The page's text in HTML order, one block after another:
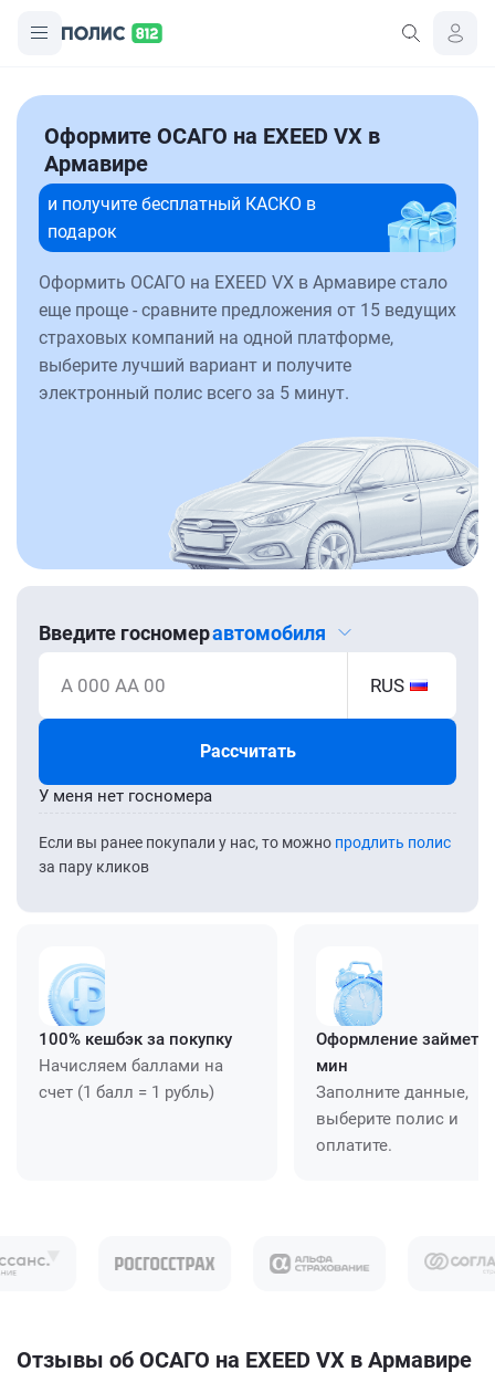
Оформите ОСАГО на EXEED VX в
Армавире
и получите бесплатный КАСКО в
подарок
Оформить ОСАГО на EXEED VX в Армавире стало
еще проще - сравните предложения от 15 ведущих
страховых компаний на одной платформе,
выберите лучший вариант и получите
электронный полис всего за 5 минут.
Введите госномеравтомобиля
А 000 АА 00 RUS
Рассчитать
Если вы ранее покупали у нас, то можно продлить полис
за пару кликов
У меня нет госномера
100% кешбэк за покупку
Начисляем баллами на
счет (1 балл = 1 рубль)
Оформление займет
мин
Заполните данные,
выберите полис и
оплатите.
Отзывы об ОСАГО на EXEED VX в Армавире